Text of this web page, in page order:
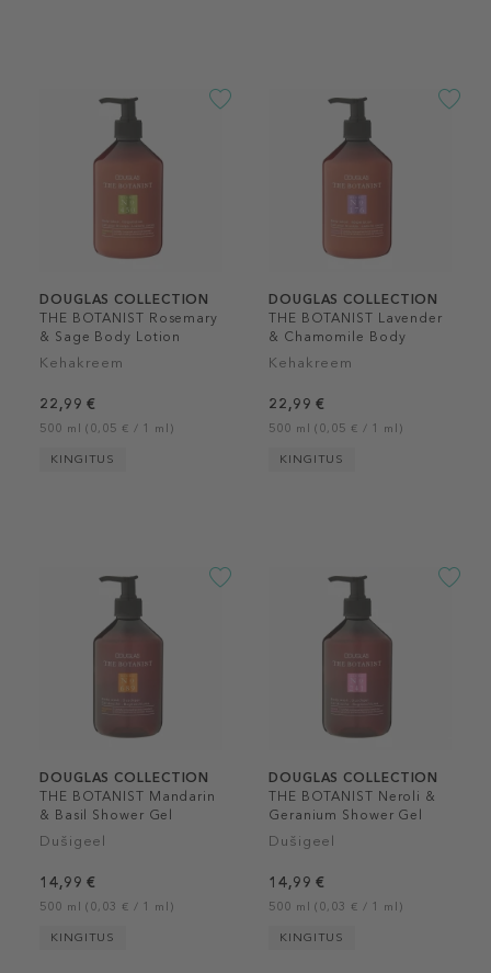
DOUGLAS COLLECTION
THE BOTANIST Rosemary
& Sage Body Lotion
Kehakreem
22,99 €
500 ml (0,05 € / 1 ml)
KINGITUS
DOUGLAS COLLECTION
THE BOTANIST Lavender
& Chamomile Body
Lotion
Kehakreem
22,99 €
500 ml (0,05 € / 1 ml)
KINGITUS
DOUGLAS COLLECTION
THE BOTANIST Mandarin
& Basil Shower Gel
Dušigeel
14,99 €
500 ml (0,03 € / 1 ml)
KINGITUS
DOUGLAS COLLECTION
THE BOTANIST Neroli &
Geranium Shower Gel
Dušigeel
14,99 €
500 ml (0,03 € / 1 ml)
KINGITUS